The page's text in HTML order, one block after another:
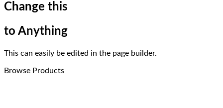
Change this
to Anything
This can easily be edited in the page builder.
Browse Products